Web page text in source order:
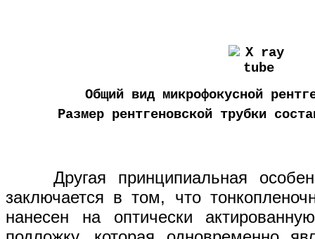
Общий вид микрофокусной
Размер рентгеновской трубки
Другая принципиальная
заключается в том, что
нанесен на оптически